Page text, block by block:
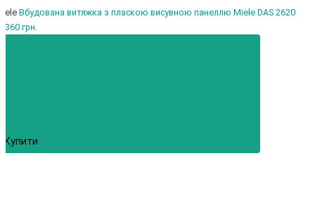
Вбудована витяжка з пласкою висувною панеллю Miele DAS 2620
грн.
Купити